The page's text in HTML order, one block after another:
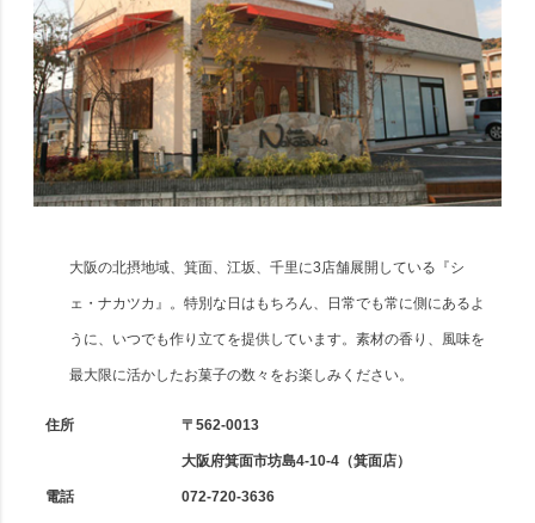
大阪の北摂地域、箕面、江坂、千里に3店舗展開している『シ
ェ・ナカツカ』。特別な日はもちろん、日常でも常に側にあるよ
うに、いつでも作り立てを提供しています。素材の香り、風味を
最大限に活かしたお菓子の数々をお楽しみください。
住所 〒562-0013
大阪府箕面市坊島4-10-4（箕面店）
電話 072-720-3636